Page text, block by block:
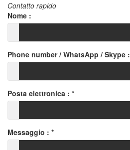
Contatto rapido
Nome :
Phone number / WhatsApp / Skype :
Posta elettronica : *
Messaggio : *